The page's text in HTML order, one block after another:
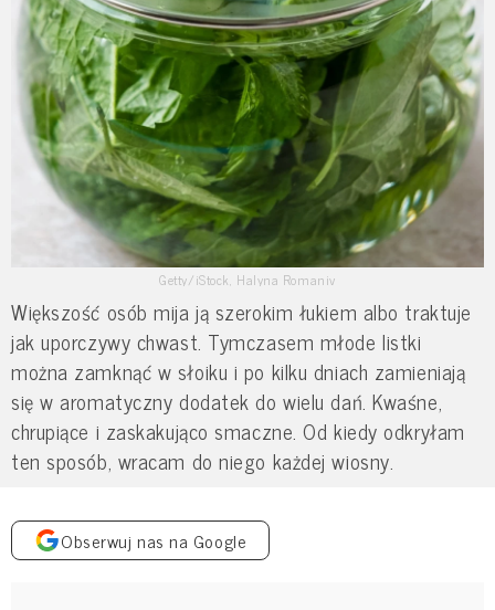
Getty/iStock, Halyna Romaniv
Większość osób mija ją szerokim łukiem albo traktuje
jak uporczywy chwast. Tymczasem młode listki
można zamknąć w słoiku i po kilku dniach zamieniają
się w aromatyczny dodatek do wielu dań. Kwaśne,
chrupiące i zaskakująco smaczne. Od kiedy odkryłam
ten sposób, wracam do niego każdej wiosny.
Obserwuj nas na Google